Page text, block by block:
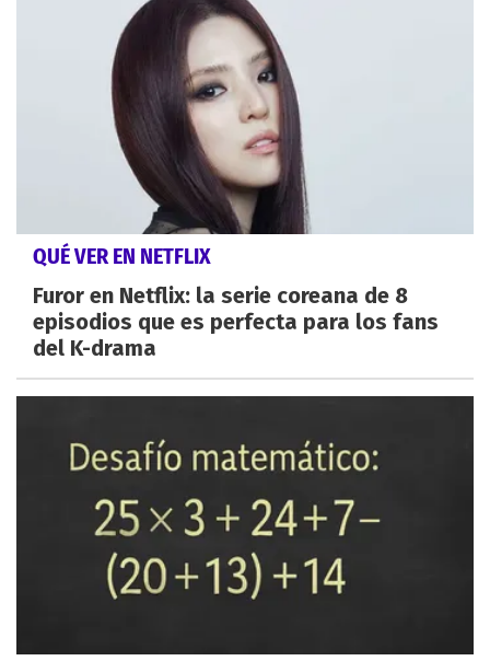
QUÉ VER EN NETFLIX
Furor en Netflix: la serie coreana de 8
episodios que es perfecta para los fans
del K-drama